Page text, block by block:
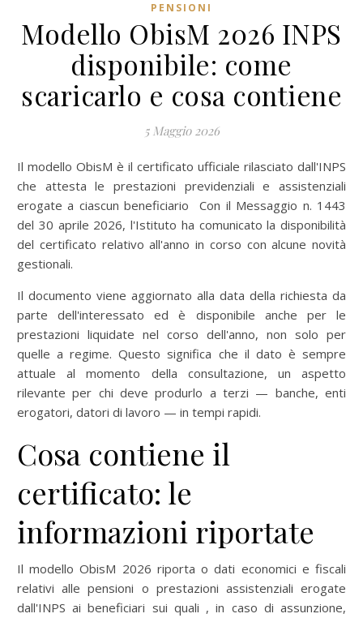
PENSIONI
Modello ObisM 2026 INPS
disponibile: come
scaricarlo e cosa contiene
5 Maggio 2026
Il modello ObisM è il certificato ufficiale rilasciato dall'INPS
che attesta le prestazioni previdenziali e assistenziali
erogate a ciascun beneficiario Con il Messaggio n. 1443
del 30 aprile 2026, l'Istituto ha comunicato la disponibilità
del certificato relativo all'anno in corso con alcune novità
gestionali.
Il documento viene aggiornato alla data della richiesta da
parte dell'interessato ed è disponibile anche per le
prestazioni liquidate nel corso dell'anno, non solo per
quelle a regime. Questo significa che il dato è sempre
attuale al momento della consultazione, un aspetto
rilevante per chi deve produrlo a terzi — banche, enti
erogatori, datori di lavoro — in tempi rapidi.
Cosa contiene il
certificato: le
informazioni riportate
Il modello ObisM 2026 riporta o dati economici e fiscali
relativi alle pensioni o prestazioni assistenziali erogate
dall'INPS ai beneficiari sui quali , in caso di assunzione,